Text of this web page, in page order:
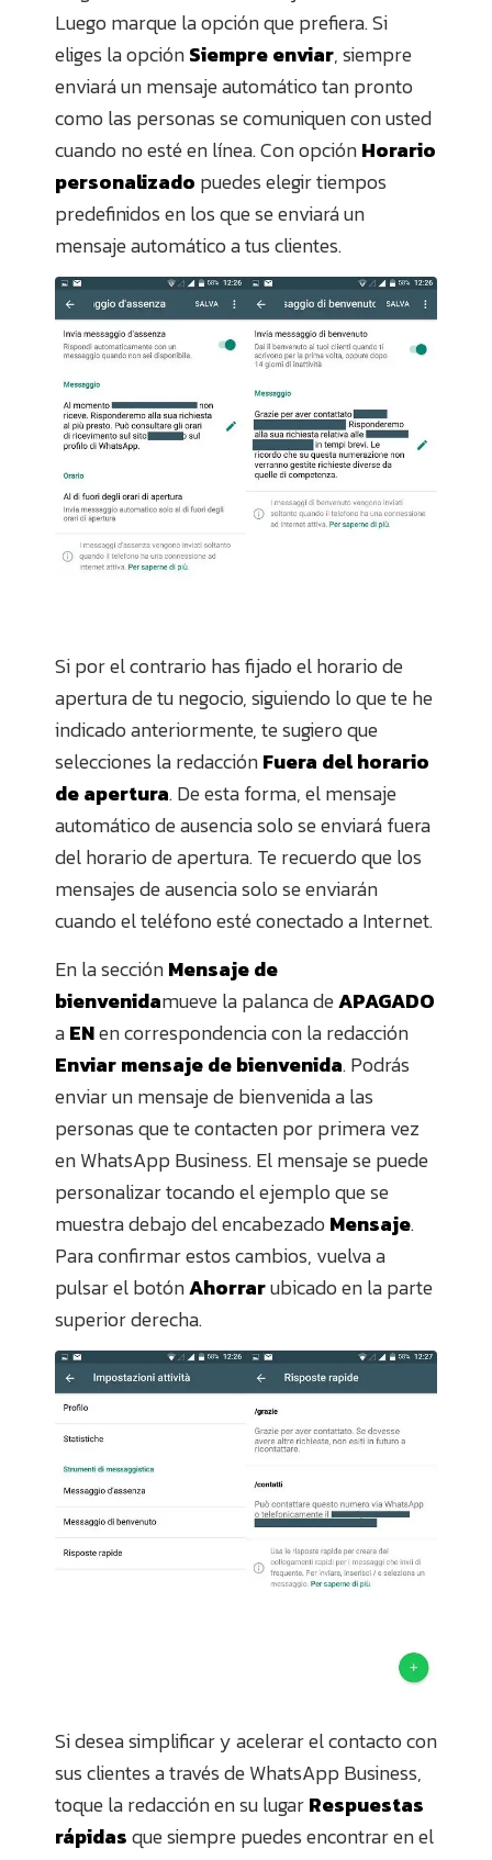
Luego marque la opción que prefiera. Si
eliges la opciónSiempre enviar, siempre
enviará un mensaje automático tan pronto
como las personas se comuniquen con usted
cuando no esté en línea. Con opciónHorario
personalizado puedes elegir tiempos
predefinidos en los que se enviará un
mensaje automático a tus clientes.
Si por el contrario has fijado el horario de
apertura de tu negocio, siguiendo lo que te he
indicado anteriormente, te sugiero que
selecciones la redacciónFuera del horario
de apertura. De esta forma, el mensaje
automático de ausencia solo se enviará fuera
del horario de apertura. Te recuerdo que los
mensajes de ausencia solo se enviarán
cuando el teléfono esté conectado a Internet.
En la secciónMensaje de
bienvenidamueve la palanca deAPAGADO
aENen correspondencia con la redacción
Enviar mensaje de bienvenida. Podrás
enviar un mensaje de bienvenida a las
personas que te contacten por primera vez
en WhatsApp Business. El mensaje se puede
personalizar tocando el ejemplo que se
muestra debajo del encabezadoMensaje.
Para confirmar estos cambios, vuelva a
pulsar el botónAhorrarubicado en la parte
superior derecha.
Si desea simplificar y acelerar el contacto con
sus clientes a través de WhatsApp Business,
toque la redacción en su lugarRespuestas
rápidasque siempre puedes encontrar en el